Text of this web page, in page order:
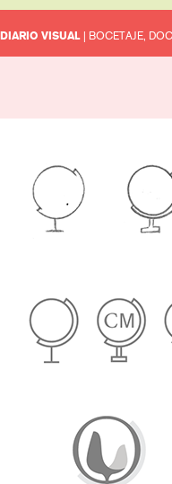
DIARIO VISUAL | BOCETAJE,